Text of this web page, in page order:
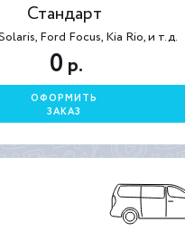
Стандарт
Ford Focus, Kia Rio, и т.д.
0 р.
ОФОРМИТЬ
ЗАКАЗ